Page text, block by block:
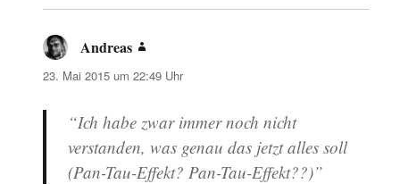
Andreas
23. Mai 2015 um 22:49 Uhr
“Ich habe zwar immer noch nicht
verstanden, was genau das jetzt alles soll
(Pan-Tau-Effekt? Pan-Tau-Effekt??)”